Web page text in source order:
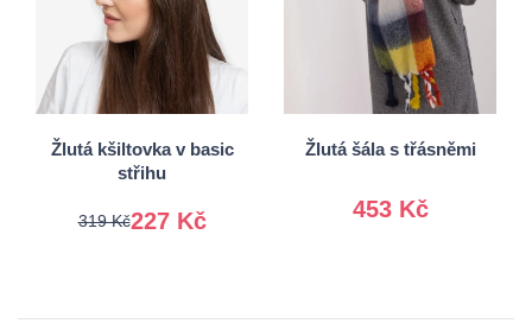
Žlutá kšiltovka v basic
střihu
227 Kč
319 Kč
Univerzální
Žlutá šála s třásněmi
453 Kč
Univerzální